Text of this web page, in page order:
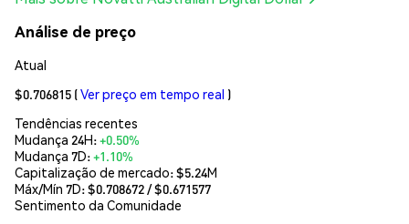
Análise de preço
Atual
$0.706815 (Ver preço em tempo real )
Tendências recentes
Mudança 24H:+0.50%
Mudança 7D:+1.10%
Capitalização de mercado:$5.24M
Máx/Mín 7D: $0.708672/ $0.671577
Sentimento da Comunidade